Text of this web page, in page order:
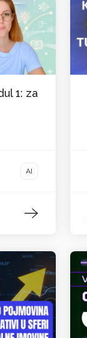
1: za
AI